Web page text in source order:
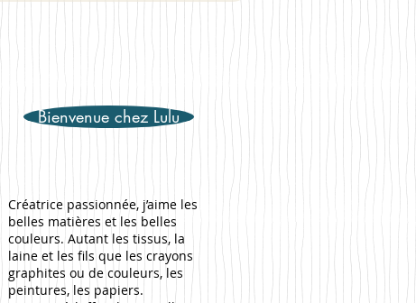
Bienvenue chez Lulu
Créatrice passionnée, j’aime les
belles matières et les belles
couleurs. Autant les tissus, la
laine et les fils que les crayons
graphites ou de couleurs, les
peintures, les papiers.